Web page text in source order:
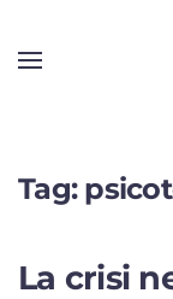
Tag:
La crisi